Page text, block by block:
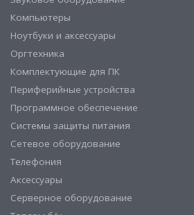
Компьютеры
Ноутбуки и аксессуары
Оргтехника
Комплектующие для ПК
Периферийные устройства
Программное обеспечение
Системы защиты питания
Сетевое оборудование
Телефония
Аксессуары
Серверное оборудование